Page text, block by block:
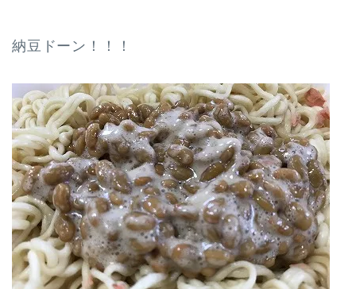
納豆ドーン！！！